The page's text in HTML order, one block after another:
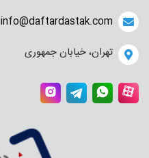
info@daftardastak.com
تهران، خیابان جمهوری